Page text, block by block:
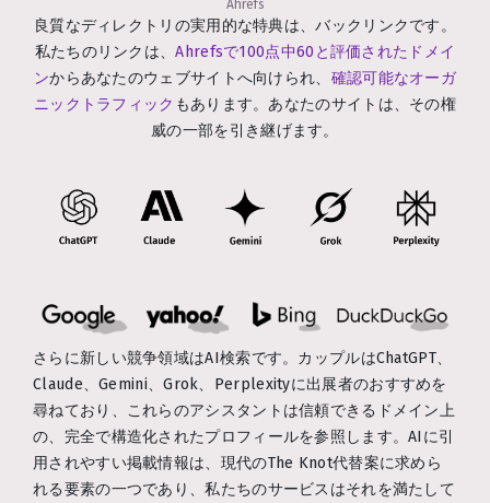
Ahrefs
良質なディレクトリの実用的な特典は、バックリンクです。
私たちのリンクは、Ahrefsで100点中60と評価されたドメイ
ンからあなたのウェブサイトへ向けられ、 確認可能なオーガ
ニックトラフィック もあります。あなたのサイトは、その権
威の一部を引き継げます。
さらに新しい競争領域はAI検索です。カップルはChatGPT、
Claude、Gemini、Grok、Perplexityに出展者のおすすめを
尋ねており、これらのアシスタントは信頼できるドメイン上
の、完全で構造化されたプロフィールを参照します。AIに引
用されやすい掲載情報は、現代のThe Knot代替案に求めら
れる要素の一つであり、私たちのサービスはそれを満たして